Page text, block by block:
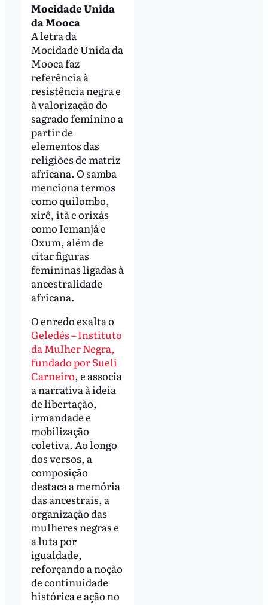
Mocidade Unida
da Mooca
A letra da
Mocidade Unida da
Mooca faz
referência à
resistência negra e
à valorização do
sagrado feminino a
partir de
elementos das
religiões de matriz
africana. O samba
menciona termos
como quilombo,
xirê, itã e orixás
como Iemanjá e
Oxum, além de
citar figuras
femininas ligadas à
ancestralidade
africana.
O enredo exalta o
Geledés – Instituto
da Mulher Negra,
fundado por Sueli
Carneiro, e associa
a narrativa à ideia
de libertação,
irmandade e
mobilização
coletiva. Ao longo
dos versos, a
composição
destaca a memória
das ancestrais, a
organização das
mulheres negras e
a luta por
igualdade,
reforçando a noção
de continuidade
histórica e ação no